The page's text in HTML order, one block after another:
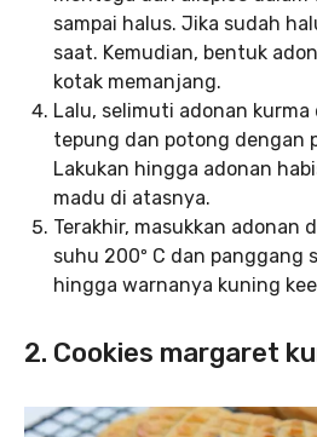
sampai halus. Jika sudah
saat. Kemudian, bentuk
kotak memanjang.
Lalu, selimuti adonan kurma
tepung dan potong dengan
Lakukan hingga adonan
madu di atasnya.
Terakhir, masukkan adonan
suhu 200º C dan panggang
hingga warnanya kuning
2. Cookies margaret